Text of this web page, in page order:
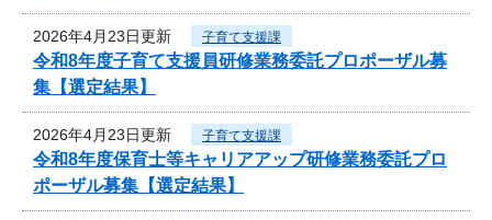
2026年4月23日更新 子育て支援課
令和8年度子育て支援員研修業務委託プロポーザル募
集【選定結果】
2026年4月23日更新 子育て支援課
令和8年度保育士等キャリアアップ研修業務委託プロ
ポーザル募集【選定結果】